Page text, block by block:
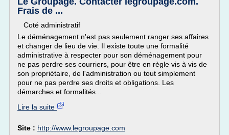
Frais de ...
Coté administratif
Le déménagement n'est pas seulement ranger ses affaires
et changer de lieu de vie. Il existe toute une formalité
administrative à respecter pour son déménagement pour
ne pas perdre ses courriers, pour être en règle vis à vis de
son propriétaire, de l'administration ou tout simplement
pour ne pas perdre ses droits et obligations. Les
démarches et formalités...
Lire la suite
Site : http://www.legroupage.com